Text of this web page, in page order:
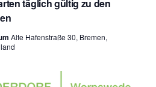
täglich gültig zu den
Alte Hafenstraße 30, Bremen,